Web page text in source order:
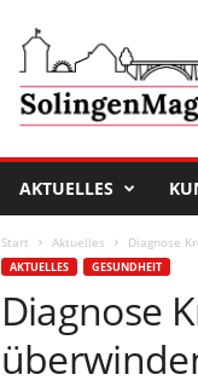
AKTUELLES
Start Aktuelles Diagnose
AKTUELLES GESUNDHEIT
Diagnose